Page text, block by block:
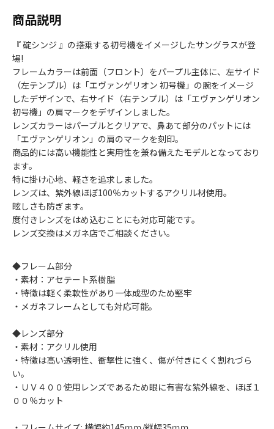
商品説明
『 碇シンジ 』の搭乗する初号機をイメージしたサングラスが登
場!
フレームカラーは前面（フロント）をパープル主体に、左サイド
（左テンプル）は「エヴァンゲリオン 初号機」の腕をイメージ
したデザインで、右サイド（右テンプル）は「エヴァンゲリオン
初号機」の肩マークをデザインしました。
レンズカラーはパープルとクリアで、鼻あて部分のパットには
「エヴァンゲリオン」の肩のマークを刻印。
商品的には高い機能性と実用性を兼ね備えたモデルとなっており
ます。
特に掛け心地、軽さを追求しました。
レンズは、紫外線ほぼ100％カットするアクリル材使用。
眩しさも防ぎます。
度付きレンズをはめ込むことにも対応可能です。
レンズ交換はメガネ店でご相談ください。
◆フレーム部分
・素材：アセテート系樹脂
・特徴は軽く柔軟性があり一体成型のため堅牢
・メガネフレームとしても対応可能。
◆レンズ部分
・素材：アクリル使用
・特徴は高い透明性、衝撃性に強く、傷が付きにくく割れづら
い。
・ＵＶ４００使用レンズであるため眼に有害な紫外線を、ほぼ１
００％カット